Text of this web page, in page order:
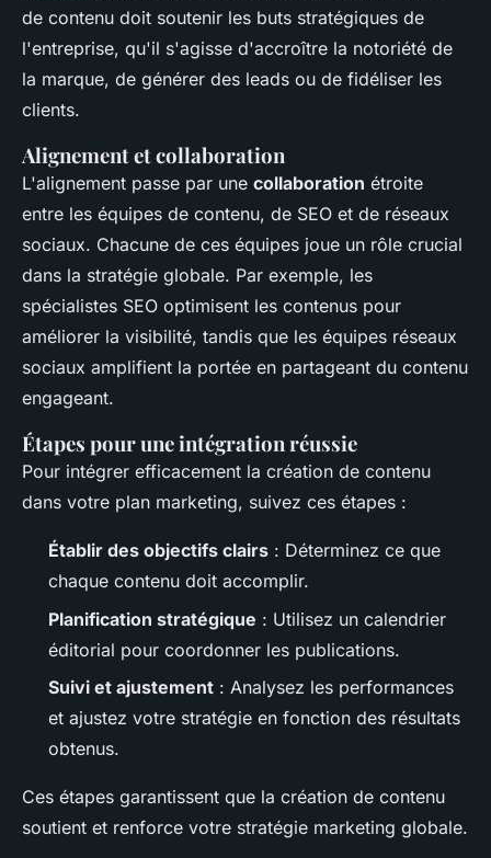
de contenu doit soutenir les buts stratégiques de
l'entreprise, qu'il s'agisse d'accroître la notoriété de
la marque, de générer des leads ou de fidéliser les
clients.
Alignement et collaboration
L'alignement passe par une collaboration étroite
entre les équipes de contenu, de SEO et de réseaux
sociaux. Chacune de ces équipes joue un rôle crucial
dans la stratégie globale. Par exemple, les
spécialistes SEO optimisent les contenus pour
améliorer la visibilité, tandis que les équipes réseaux
sociaux amplifient la portée en partageant du contenu
engageant.
Étapes pour une intégration réussie
Pour intégrer efficacement la création de contenu
dans votre plan marketing, suivez ces étapes :
Établir des objectifs clairs : Déterminez ce que
chaque contenu doit accomplir.
Planification stratégique : Utilisez un calendrier
éditorial pour coordonner les publications.
Suivi et ajustement : Analysez les performances
et ajustez votre stratégie en fonction des résultats
obtenus.
Ces étapes garantissent que la création de contenu
soutient et renforce votre stratégie marketing globale.